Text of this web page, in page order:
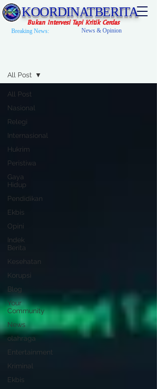
KOORDINATBERITA
Bukan Intervesi Tapi Kritik Cerdas
Breaking News: News & Opinion
All Post
Nasional
Relegi
Internasional
Hukrim
Peristiwa
Gaya
Hidup
Pendidikan
Ekbis
Opini
Indek
Berita
Kesehatan
Korupsi
Blog
Your
Community
News
olahraga
Entertainment
Kriminal
Ekbis
All Post